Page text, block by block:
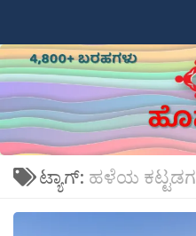
ಟ್ಯಾಗ್: ಹಳೆಯ